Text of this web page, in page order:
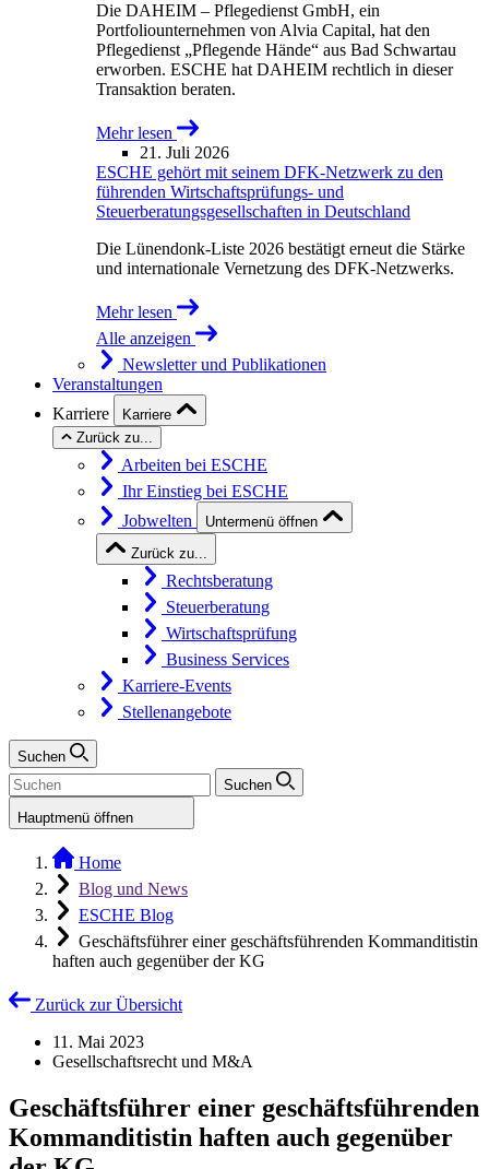
Die DAHEIM – Pflegedienst GmbH, ein
Portfoliounternehmen von Alvia Capital, hat den
Pflegedienst „Pflegende Hände“ aus Bad Schwartau
erworben. ESCHE hat DAHEIM rechtlich in dieser
Transaktion beraten.
Mehr lesen
21. Juli 2026
ESCHE gehört mit seinem DFK-Netzwerk zu den
führenden Wirtschaftsprüfungs- und
Steuerberatungsgesellschaften in Deutschland
Die Lünendonk-Liste 2026 bestätigt erneut die Stärke
und internationale Vernetzung des DFK-Netzwerks.
Mehr lesen
Alle anzeigen
Newsletter und Publikationen
Veranstaltungen
Karriere
Karriere
Zurück zu...
Arbeiten bei ESCHE
Ihr Einstieg bei ESCHE
Jobwelten
Untermenü öffnen
Zurück zu...
Rechtsberatung
Steuerberatung
Wirtschaftsprüfung
Business Services
Karriere-Events
Stellenangebote
Suchen
Suchen
Hauptmenü öffnen
Home
Blog und News
ESCHE Blog
Geschäftsführer einer geschäftsführenden Kommanditistin
haften auch gegenüber der KG
Zurück zur Übersicht
11. Mai 2023
Gesellschaftsrecht und M&A
Geschäftsführer einer geschäftsführenden
Kommanditistin haften auch gegenüber